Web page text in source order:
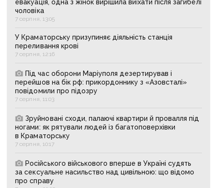
евакуація, одна з жінок вирішила виїхати після загибелі
чоловіка
7 серпня, 13:05
У Краматорську призупиняє діяльність станція
переливання крові
7 серпня, 12:16
Під час оборони Маріуполя дезертирував і
перейшов на бік рф: прикордоннику з «Азовсталі»
повідомили про підозру
7 серпня, 11:03
Зруйновані сходи, палаючі квартири й провалля під
ногами: як рятували людей із багатоповерхівки
в Краматорську
7 серпня, 10:17
Російського військового вперше в Україні судять
за сексуальне насильство над цивільною: що відомо
про справу